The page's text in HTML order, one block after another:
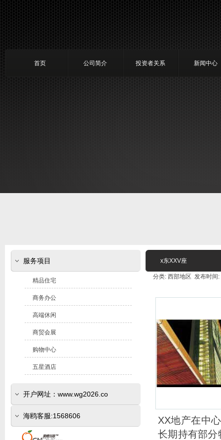
首页 公司简介 投资者关系 新闻中心
x东XXV座
分类: 西部地区 发布时
XX地产在中
长期持有部分
服务项目
精品住宅
商务办公
高端休闲
商贸会展
购物中心
五星酒店
开户网址：www.wg2026.co
(www.sr800.com)
海鸥客服:1568606